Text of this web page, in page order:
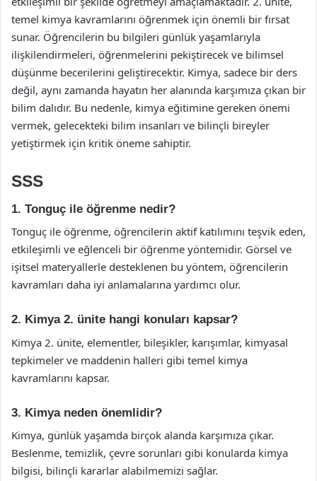
temel kimya kavramlarını öğrenmek için önemli bir fırsat
sunar. Öğrencilerin bu bilgileri günlük yaşamlarıyla
ilişkilendirmeleri, öğrenmelerini pekiştirecek ve bilimsel
düşünme becerilerini geliştirecektir. Kimya, sadece bir ders
değil, aynı zamanda hayatın her alanında karşımıza çıkan bir
bilim dalıdır. Bu nedenle, kimya eğitimine gereken önemi
vermek, gelecekteki bilim insanları ve bilinçli bireyler
yetiştirmek için kritik öneme sahiptir.
SSS
1. Tonguç ile öğrenme nedir?
Tonguç ile öğrenme, öğrencilerin aktif katılımını teşvik eden,
etkileşimli ve eğlenceli bir öğrenme yöntemidir. Görsel ve
işitsel materyallerle desteklenen bu yöntem, öğrencilerin
kavramları daha iyi anlamalarına yardımcı olur.
2. Kimya 2. ünite hangi konuları kapsar?
Kimya 2. ünite, elementler, bileşikler, karışımlar, kimyasal
tepkimeler ve maddenin halleri gibi temel kimya
kavramlarını kapsar.
3. Kimya neden önemlidir?
Kimya, günlük yaşamda birçok alanda karşımıza çıkar.
Beslenme, temizlik, çevre sorunları gibi konularda kimya
bilgisi, bilinçli kararlar alabilmemizi sağlar.